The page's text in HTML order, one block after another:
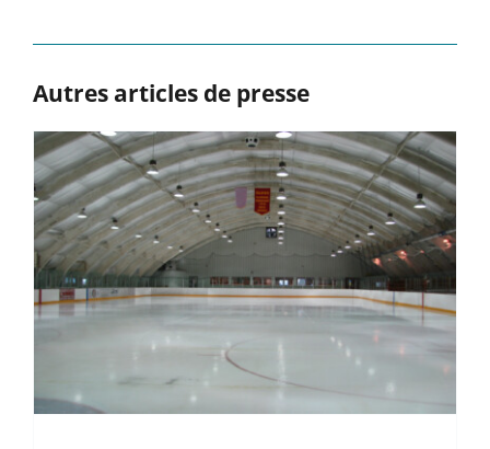
Autres articles de presse